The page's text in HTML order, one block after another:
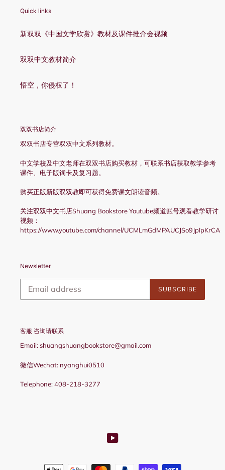
Quick links
新双双《中国文学欣赏》教材及课件推介会视频
双双中文教材简介
悟空，你侵权了！
双双书店简介
双双书店专营双双中文系列教材。
中文学校及中文老师在双双书店购买教材，可联系书店获取教学参考
课件、电子版词卡及复习题。
购买正版新版双双教即可获得免费课文朗读音频。
关注双双中文书店Shuang Bookstore Youtube频道账号观看教学研讨
视频：
https://www.youtube.com/channel/UCMLmGdMPAUCJSo9JpIpKrCA
Newsletter
SUBSCRIBE
客服 咨询请联系
Email: shuangshuangbookstore@gmail.com
微信Wechat: nyanghui0510
Telephone: 408-218-3277
YouTube
Payment